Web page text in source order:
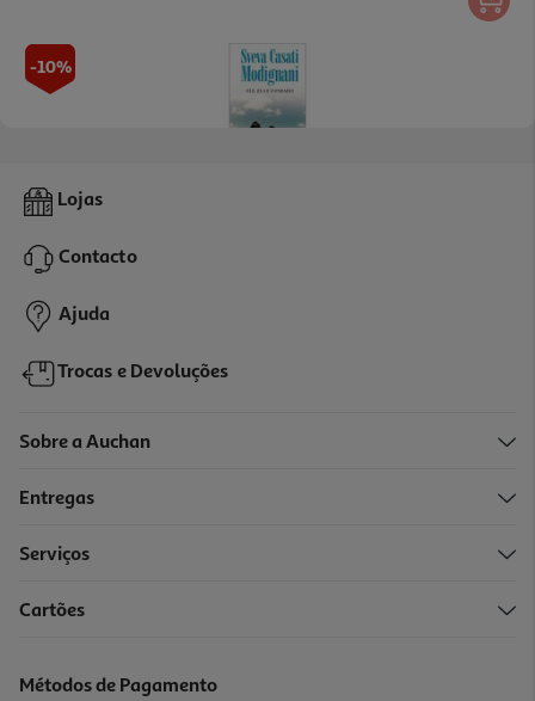
-10%
Livro Ele Ela E O Paraíso De Sveva Casati Modignani
19,99 € PVP de editor
18,00 €
-10%
21,55 € PVP de editor
Lojas
Contacto
Ajuda
Trocas e Devoluções
Sobre a Auchan
Entregas
Serviços
Cartões
Métodos de Pagamento